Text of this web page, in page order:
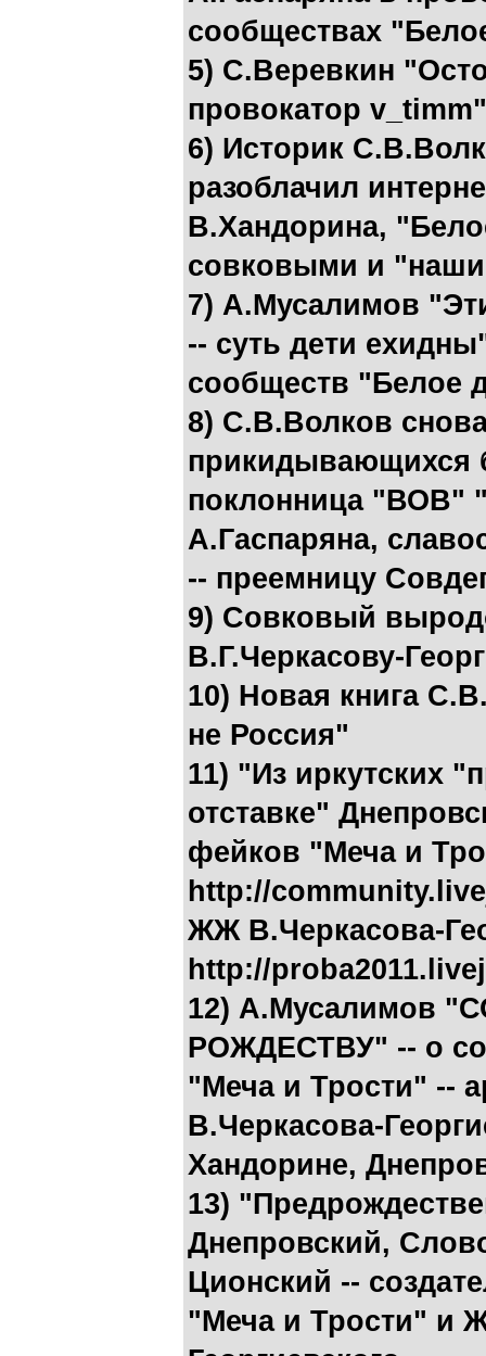
сообществах
5) С.Веревкин
провокатор v_timm"
6) Историк
разоблачил
В.Хандорина,
совковыми и
7) А.Мусалимов
-- суть дети
сообществ "Белое
8) С.В.Волков
прикидывающихся
поклонница "ВОВ"
А.Гаспаряна,
-- преемницу
9) Совковый
В.Г.Черкасову-
10) Новая книга
не Россия"
11) "Из иркутских
отставке"
фейков "Меча и
http://
ЖЖ В.Черкасова-
http://
12) А.Мусалимов
РОЖДЕСТВУ" -- о
"Меча и Трости" --
В.Черкасова-
Хандорине,
13)
Днепровский,
Ционский --
"Меча и Трости" и